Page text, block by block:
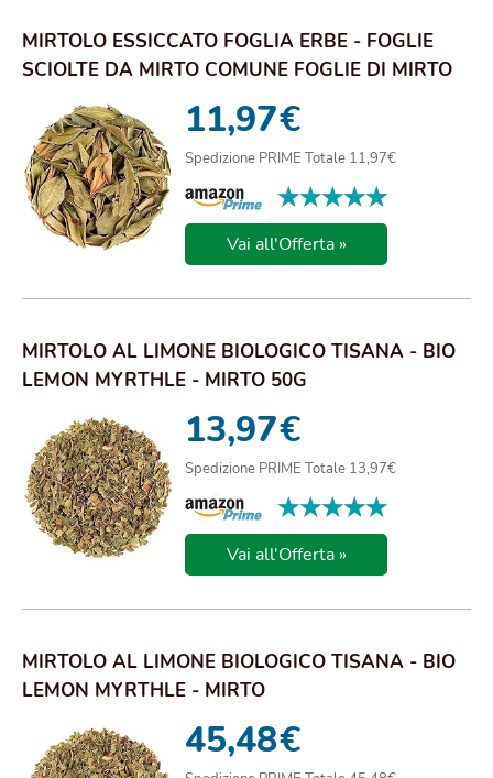
MIRTOLO ESSICCATO FOGLIA ERBE - FOGLIE
SCIOLTE DA MIRTO COMUNE FOGLIE DI MIRTO
TISANE I...
11,97€
Spedizione PRIME Totale 11,97€
★★★★★
★★★★★
Vai all'Offerta »
MIRTOLO AL LIMONE BIOLOGICO TISANA - BIO
LEMON MYRTHLE - MIRTO 50G
13,97€
Spedizione PRIME Totale 13,97€
★★★★★
★★★★★
Vai all'Offerta »
MIRTOLO AL LIMONE BIOLOGICO TISANA - BIO
LEMON MYRTHLE - MIRTO
45,48€